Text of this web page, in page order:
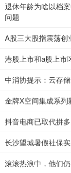
退休年龄为啥以档
问题
A股三大股指震荡
港股上市和a股上市
中消协提示：云存
金牌X空间集成系
抖音电商已取代拼
长沙望城暑假社保
滚滚热浪中，他们